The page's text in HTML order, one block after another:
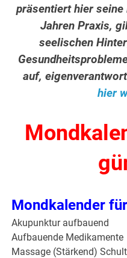
präsentiert hier seine
Jahren Praxis,
seelischen
auf,
hier
Mondkalender
Akupunktur aufbauend
Aufbauende Medikamente
Massage (Stärkend)